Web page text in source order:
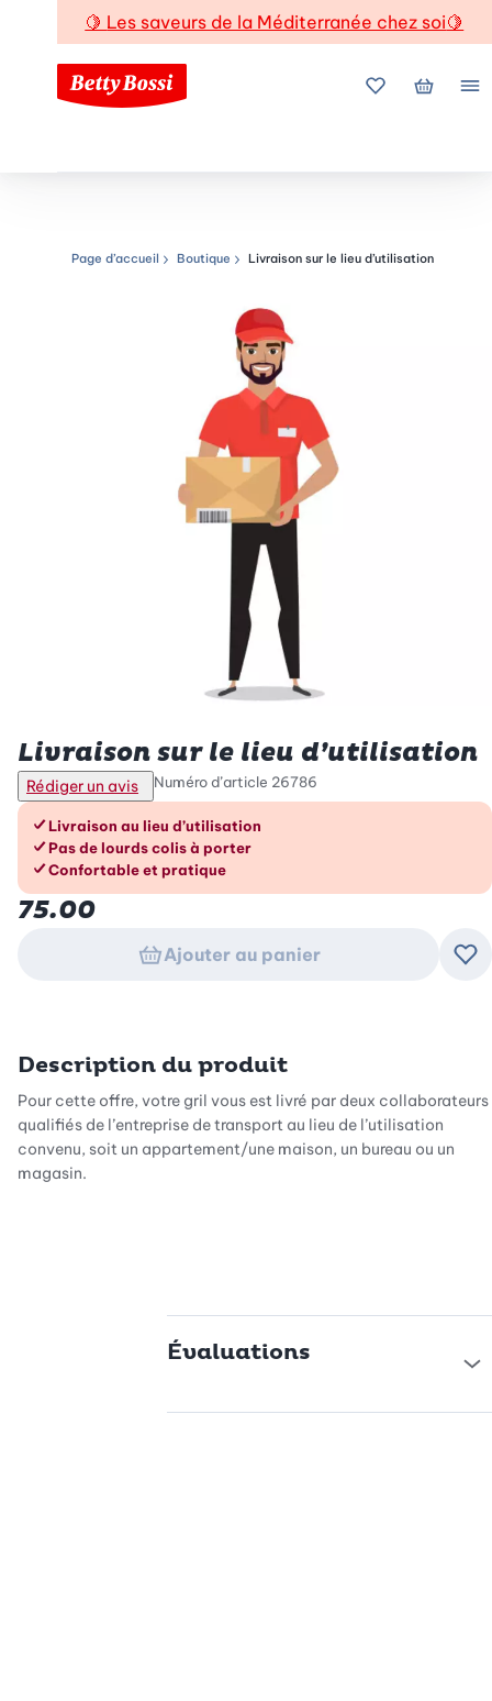
🍋 Les saveurs de la Méditerranée chez soi🍋
Mes favoris
Mon
Chemin de navigation
Page d’accueil Boutique Livraison sur le lieu d’utilisation
Livraison sur le lieu d’utilisation
Rédiger un avis Numéro d’article 26786
Les avantages en un coup d’œil
Livraison au lieu d’utilisation
Pas de lourds colis à porter
Confortable et pratique
75.00
Ajouter au panier
Description du produit
Pour cette offre, votre gril vous est livré par deux collaborateurs
qualifiés de l’entreprise de transport au lieu de l’utilisation
convenu, soit un appartement/une maison, un bureau ou un
magasin.
- Confirmation de l’envoi et notification à 2 heures près
Évaluations